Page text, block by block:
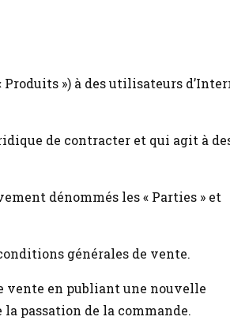
») à des utilisateurs
de contracter et qui agit à
dénommés les « Parties » et
générales de vente.
vente en publiant une nouvelle
passation de la commande.